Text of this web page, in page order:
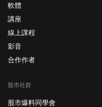
軟體
講座
線上課程
影音
合作作者
股市社群
股市爆料同學會